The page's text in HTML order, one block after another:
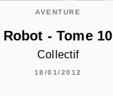
AVENTURE
Robot - Tome 10
Collectif
18/01/2012